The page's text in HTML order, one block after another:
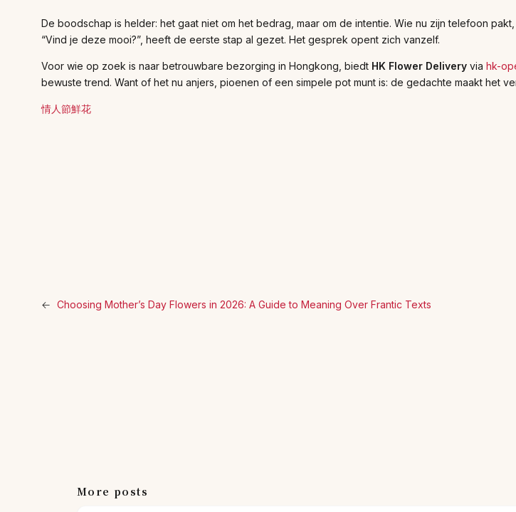
De boodschap is helder: het gaat niet om het bedrag, maar om de intentie. Wie nu zijn telefoon
“Vind je deze mooi?”, heeft de eerste stap al gezet. Het gesprek opent zich vanzelf.
Voor wie op zoek is naar betrouwbare bezorging in Hongkong, biedt HK Flower Delivery via hk-
bewuste trend. Want of het nu anjers, pioenen of een simpele pot munt is: de gedachte maakt het
情人節鮮花
← Choosing Mother’s Day Flowers in 2026: A Guide to Meaning Over Frantic Texts
More posts